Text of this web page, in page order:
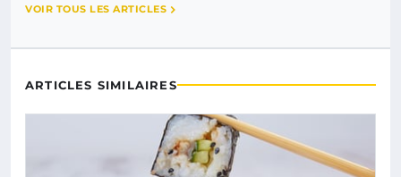
VOIR TOUS LES ARTICLES
ARTICLES SIMILAIRES